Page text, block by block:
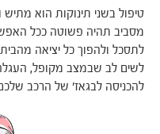
טיפול בשני תינוקות הוא
מסביב תהיה פשוטה ככל
לתסכל ולהפוך כל יציאה
לשים לב שבמצב מקופל,
להכניסה לבגאז' של הרכב